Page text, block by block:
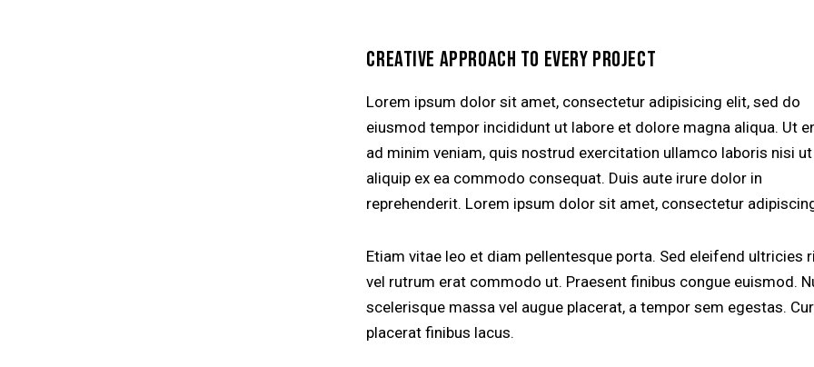
CREATIVE APPROACH TO EVERY PROJECT
Lorem ipsum dolor sit amet, consectetur adipisicing elit, sed do
eiusmod tempor incididunt ut labore et dolore magna aliqua. Ut
ad minim veniam, quis nostrud exercitation ullamco laboris nisi ut
aliquip ex ea commodo consequat. Duis aute irure dolor in
reprehenderit. Lorem ipsum dolor sit amet, consectetur
Etiam vitae leo et diam pellentesque porta. Sed eleifend ultricies
vel rutrum erat commodo ut. Praesent finibus congue euismod.
scelerisque massa vel augue placerat, a tempor sem egestas.
placerat finibus lacus.